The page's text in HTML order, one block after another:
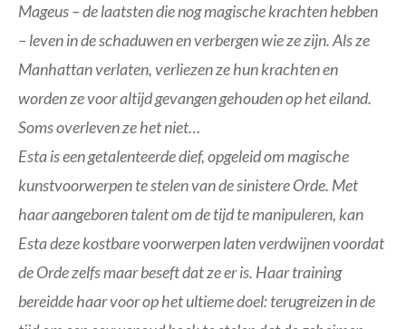
Mageus – de laatsten die nog magische krachten hebben
– leven in de schaduwen en verbergen wie ze zijn. Als ze
Manhattan verlaten, verliezen ze hun krachten en
worden ze voor altijd gevangen gehouden op het eiland.
Soms overleven ze het niet…
Esta is een getalenteerde dief, opgeleid om magische
kunstvoorwerpen te stelen van de sinistere Orde. Met
haar aangeboren talent om de tijd te manipuleren, kan
Esta deze kostbare voorwerpen laten verdwijnen voordat
de Orde zelfs maar beseft dat ze er is. Haar training
bereidde haar voor op het ultieme doel: terugreizen in de